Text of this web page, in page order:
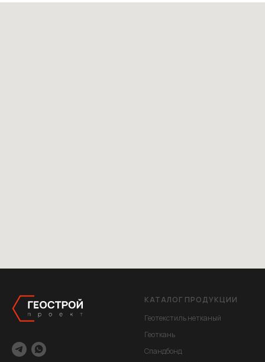
КАТАЛОГ ПРОДУКЦИИ
Геотекстиль нетканый
Геоткань
Спандбонд